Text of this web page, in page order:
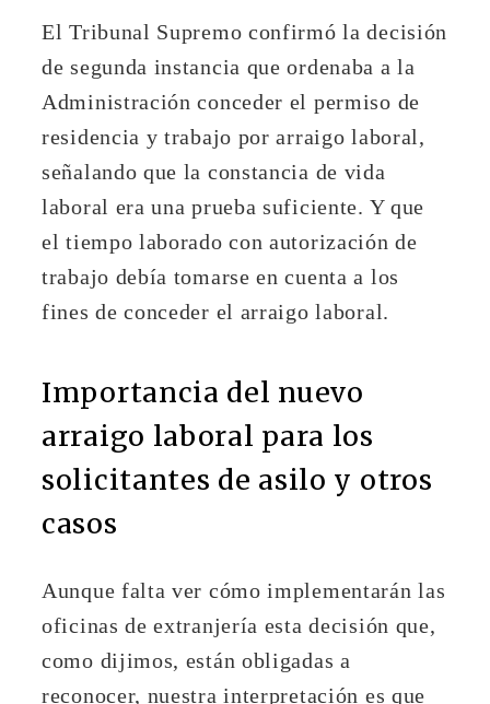
El Tribunal Supremo confirmó la decisión
de segunda instancia que ordenaba a la
Administración conceder el permiso de
residencia y trabajo por arraigo laboral,
señalando que la constancia de vida
laboral era una prueba suficiente. Y que
el tiempo laborado con autorización de
trabajo debía tomarse en cuenta a los
fines de conceder el arraigo laboral.
Importancia del nuevo
arraigo laboral para los
solicitantes de asilo y otros
casos
Aunque falta ver cómo implementarán las
oficinas de extranjería esta decisión que,
como dijimos, están obligadas a
reconocer, nuestra interpretación es que